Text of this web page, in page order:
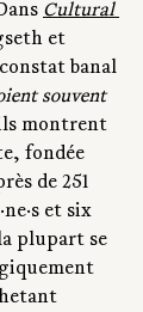
Cultural
et
banal
souvent
montrent
fondée
de 251
et six
plupart se